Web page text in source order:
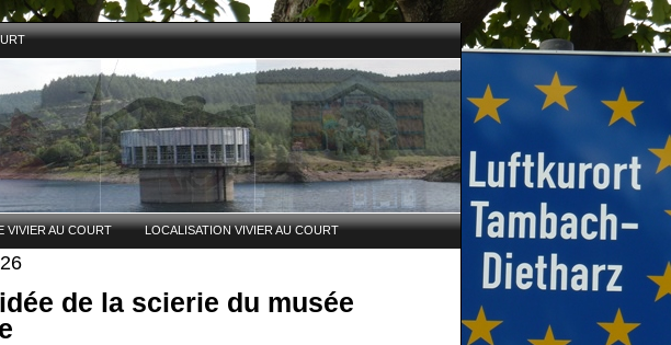
VIVIER AU COURT LOCALISATION VIVIER AU COURT
de la scierie du musée